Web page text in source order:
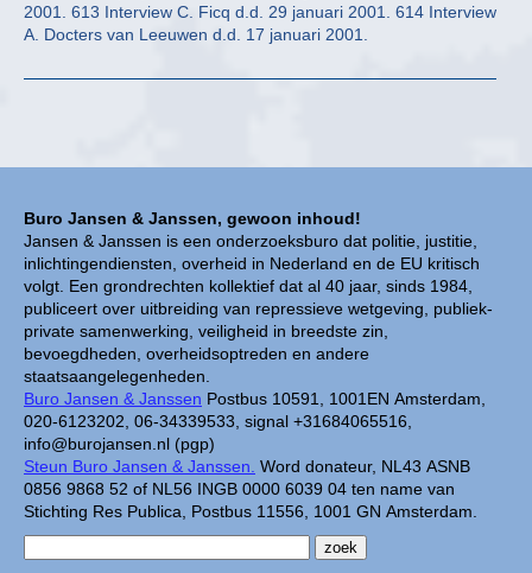
Buro Jansen & Janssen, gewoon inhoud!
Jansen & Janssen is een onderzoeksburo dat politie, justitie,
inlichtingendiensten, overheid in Nederland en de EU kritisch
volgt. Een grondrechten kollektief dat al 40 jaar, sinds 1984,
publiceert over uitbreiding van repressieve wetgeving, publiek-
private samenwerking, veiligheid in breedste zin,
bevoegdheden, overheidsoptreden en andere
staatsaangelegenheden.
Buro Jansen & Janssen Postbus 10591, 1001EN Amsterdam,
020-6123202, 06-34339533, signal +31684065516,
info@burojansen.nl (pgp)
Steun Buro Jansen & Janssen. Word donateur, NL43 ASNB
0856 9868 52 of NL56 INGB 0000 6039 04 ten name van
Stichting Res Publica, Postbus 11556, 1001 GN Amsterdam.
2001. 613 Interview C. Ficq d.d. 29 januari 2001. 614 Interview
A. Docters van Leeuwen d.d. 17 januari 2001.